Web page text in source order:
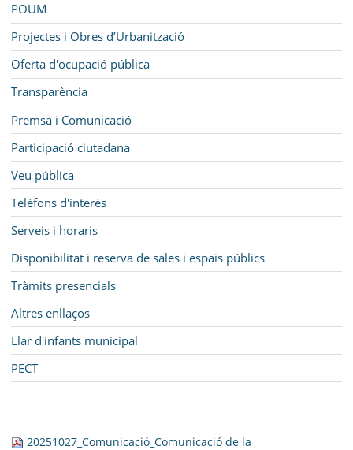
POUM
Projectes i Obres d’Urbanització
Oferta d'ocupació pública
Transparència
Premsa i Comunicació
Participació ciutadana
Veu pública
Telèfons d'interés
Serveis i horaris
Disponibilitat i reserva de sales i espais públics
Tràmits presencials
Altres enllaços
Llar d'infants municipal
PECT
20251027_Comunicació_Comunicació de la